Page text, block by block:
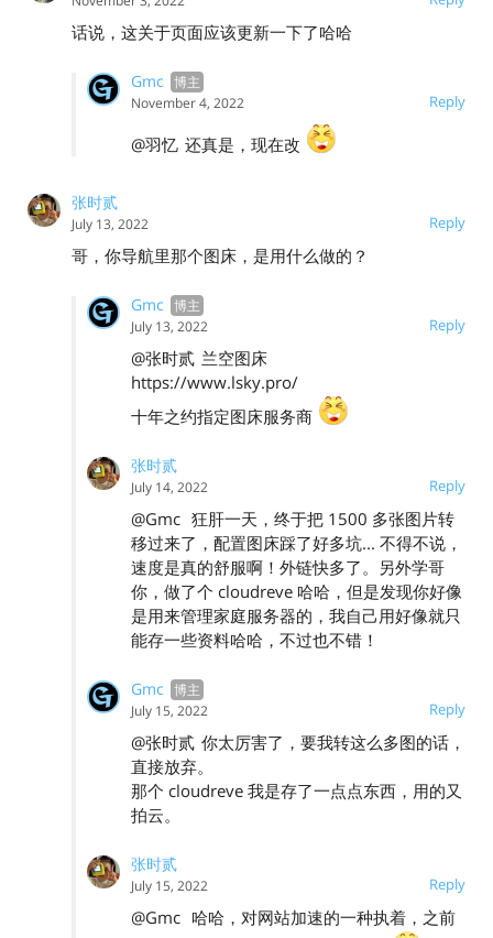
话说，这关于页面应该更新一下了哈哈
Gmc
Reply
November 4, 2022
@羽忆 还真是，现在改
张时贰
Reply
July 13, 2022
哥，你导航里那个图床，是用什么做的？
Gmc
Reply
July 13, 2022
@张时贰 兰空图床
https://www.lsky.pro/
十年之约指定图床服务商
张时贰
Reply
July 14, 2022
@Gmc 狂肝一天，终于把 1500 多张图片转
移过来了，配置图床踩了好多坑... 不得不说，
速度是真的舒服啊！外链快多了。另外学哥
你，做了个 cloudreve 哈哈，但是发现你好像
是用来管理家庭服务器的，我自己用好像就只
能存一些资料哈哈，不过也不错！
Gmc
Reply
July 15, 2022
@张时贰 你太厉害了，要我转这么多图的话，
直接放弃。
那个 cloudreve 我是存了一点点东西，用的又
拍云。
张时贰
Reply
July 15, 2022
@Gmc 哈哈，对网站加速的一种执着，之前